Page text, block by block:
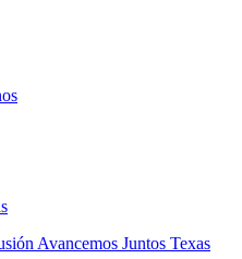
Avancemos Juntos Texas